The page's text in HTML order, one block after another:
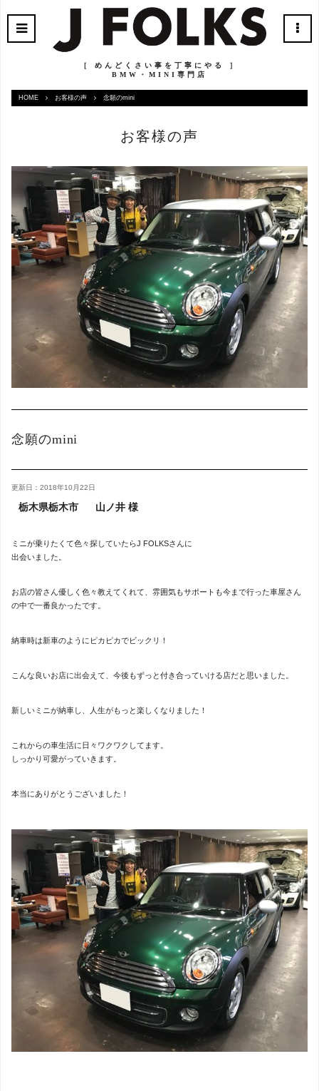
［ めんどくさい事を丁寧にやる ］
BMW・MINI専門店
HOME お客様の声 念願のmini
お客様の声
念願のmini
更新日：2018年10月22日
栃木県栃木市 山ノ井 様
ミニが乗りたくて色々探していたらJ FOLKSさんに
出会いました。
お店の皆さん優しく色々教えてくれて、雰囲気もサポートも今まで行った車屋さん
の中で一番良かったです。
納車時は新車のようにピカピカでビックリ！
こんな良いお店に出会えて、今後もずっと付き合っていける店だと思いました。
新しいミニが納車し、人生がもっと楽しくなりました！
これからの車生活に日々ワクワクしてます。
しっかり可愛がっていきます。
本当にありがとうございました！